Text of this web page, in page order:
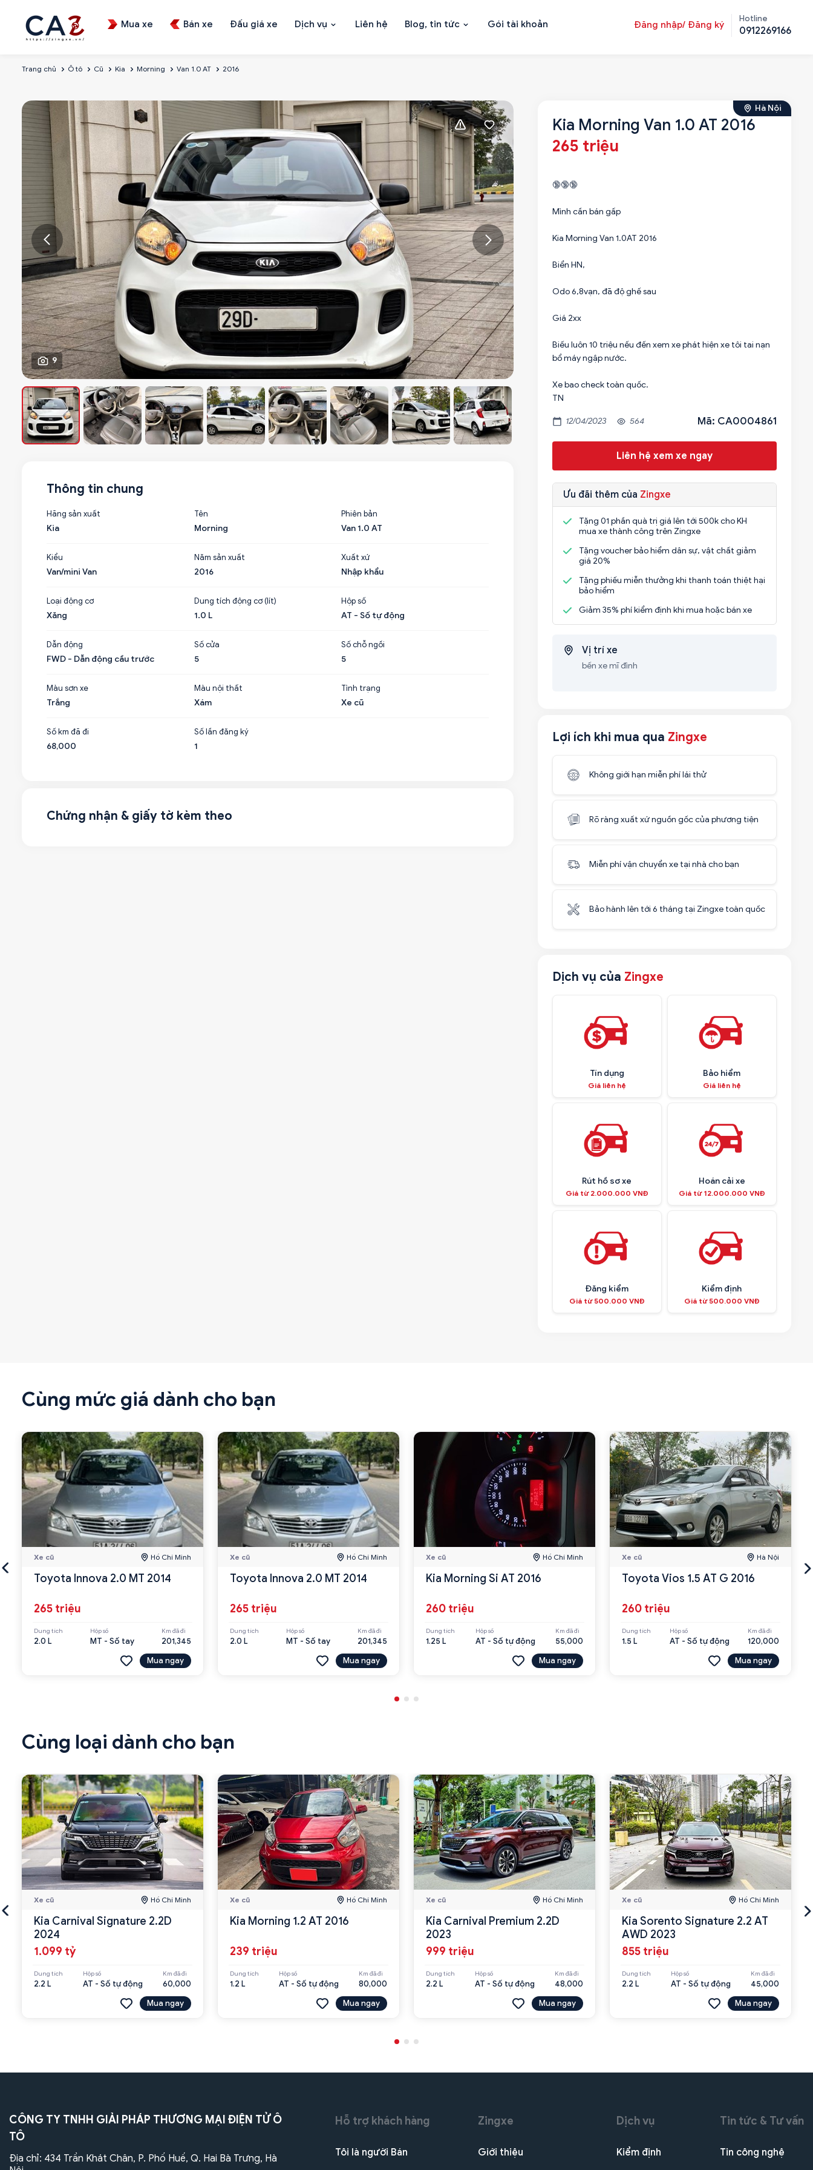
Mua xe Bán xe Đấu giá xe Dịch vụ Liên hệ Blog, tin tức Gói tài khoản Đăng nhập/ Đăng ký
Hotline
0912269166
Trang chủ Ô tô Cũ Kia Morning Van 1.0 AT 2016
9
Hà Nội
Kia Morning Van 1.0 AT 2016
265 triệu
🔞🔞🔞
Mình cần bán gấp
Kia Morning Van 1.0AT 2016
Biển HN,
Odo 6,8vạn, đã độ ghế sau
Giá 2xx
Biếu luôn 10 triệu nếu đến xem xe phát hiện xe tôi tai nạn
bổ máy ngập nước.
Xe bao check toàn quốc.
12/04/2023 564 Mã: CA0004861
Liên hệ xem xe ngay
Ưu đãi thêm của Zingxe
Tặng 01 phần quà trị giá lên tới 500k cho KH
mua xe thành công trên Zingxe
Tặng voucher bảo hiểm dân sự, vật chất giảm
giá 20%
Tặng phiếu miễn thưởng khi thanh toán thiệt hại
bảo hiểm
Giảm 35% phí kiểm định khi mua hoặc bán xe
Vị trí xe
bến xe mĩ đình
Lợi ích khi mua qua Zingxe
Không giới hạn miễn phí lái thử
Rõ ràng xuất xứ nguồn gốc của phương tiện
Miễn phí vận chuyển xe tại nhà cho bạn
Bảo hành lên tới 6 tháng tại Zingxe toàn quốc
Dịch vụ của Zingxe
Tín dụng
Giá liên hệ
Bảo hiểm
Giá liên hệ
Rút hồ sơ xe
Giá từ 2.000.000 VNĐ
Hoán cải xe
Giá từ 12.000.000 VNĐ
Đăng kiểm
Giá từ 500.000 VNĐ
Kiểm định
Giá từ 500.000 VNĐ
Thông tin chung
Hãng sản xuất
Kia
Tên
Morning
Phiên bản
Van 1.0 AT
Kiểu
Van/mini Van
Năm sản xuất
2016
Xuất xứ
Nhập khẩu
Loại động cơ
Xăng
Dung tích động cơ (lít)
1.0 L
Hộp số
AT - Số tự động
Dẫn động
FWD - Dẫn động cầu trước
Số cửa
5
Số chỗ ngồi
5
Màu sơn xe
Trắng
Màu nội thất
Xám
Tình trạng
Xe cũ
Số km đã đi
68,000
Số lần đăng ký
1
Chứng nhận & giấy tờ kèm theo
Cùng mức giá dành cho bạn
Xe cũ Hồ Chí Minh
Toyota Innova 2.0 MT 2014
265 triệu
Dung tích
2.0 L
Hộp số
MT - Số tay
Km đã đi
201,345
Mua ngay
Xe cũ Hồ Chí Minh
Toyota Innova 2.0 MT 2014
265 triệu
Dung tích
2.0 L
Hộp số
MT - Số tay
Km đã đi
201,345
Mua ngay
Xe cũ Hồ Chí Minh
Kia Morning Si AT 2016
260 triệu
Dung tích
1.25 L
Hộp số
AT - Số tự động
Km đã đi
55,000
Mua ngay
Xe cũ Hà Nội
Toyota Vios 1.5 AT G 2016
260 triệu
Dung tích
1.5 L
Hộp số
AT - Số tự động
Km đã đi
120,000
Mua ngay
Cùng loại dành cho bạn
Xe cũ Hồ Chí Minh
Kia Carnival Signature 2.2D
2024
1.099 tỷ
Dung tích
2.2 L
Hộp số
AT - Số tự động
Km đã đi
60,000
Mua ngay
Xe cũ Hồ Chí Minh
Kia Morning 1.2 AT 2016
239 triệu
Dung tích
1.2 L
Hộp số
AT - Số tự động
Km đã đi
80,000
Mua ngay
Xe cũ Hồ Chí Minh
Kia Carnival Premium 2.2D
2023
999 triệu
Dung tích
2.2 L
Hộp số
AT - Số tự động
Km đã đi
48,000
Mua ngay
Xe cũ Hồ Chí Minh
Kia Sorento Signature 2.2 AT
AWD 2023
855 triệu
Dung tích
2.2 L
Hộp số
AT - Số tự động
Km đã đi
45,000
Mua ngay
CÔNG TY TNHH GIẢI PHÁP THƯƠNG MẠI ĐIỆN TỬ Ô
TÔ
Địa chỉ: 434 Trần Khát Chân, P. Phố Huế, Q. Hai Bà Trưng, Hà
Hỗ trợ khách hàng
Tôi là người Bán
Zingxe
Giới thiệu
Dịch vụ
Kiểm định
Tin tức & Tư vấn
Tin công nghệ